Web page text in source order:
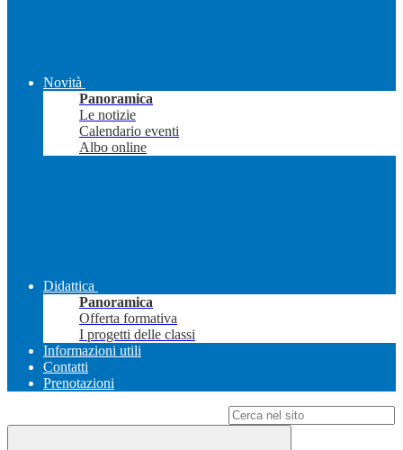
Novità
Panoramica
Le notizie
Calendario eventi
Albo online
Didattica
Panoramica
Offerta formativa
I progetti delle classi
Informazioni utili
Contatti
Prenotazioni